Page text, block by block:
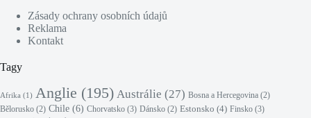
Zásady ochrany osobních údajů
Reklama
Kontakt
Tagy
Afrika (1) Anglie (195) Austrálie (27) Bosna a Hercegovina (2)
Bělorusko (2) Chile (6) Chorvatsko (3) Dánsko (2) Estonsko (4) Finsko (3)